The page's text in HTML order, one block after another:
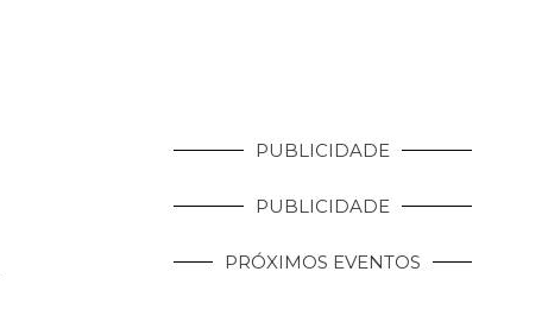
PUBLICIDADE
PUBLICIDADE
PRÓXIMOS EVENTOS